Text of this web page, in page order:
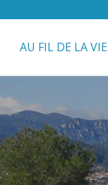
AU FIL DE LA VIE